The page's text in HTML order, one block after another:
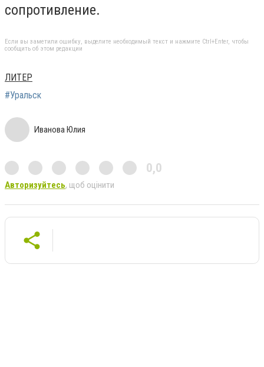
сопротивление.
Если вы заметили ошибку, выделите необходимый текст и нажмите Ctrl+Enter, чтобы
сообщить об этом редакции
ЛИТЕР
#Уральск
Иванова Юлия
0,0
Авторизуйтесь, щоб оцінити